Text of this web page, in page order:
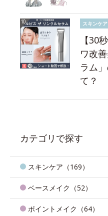
スキンケア
【30
ワ改
ラム
て？
カテゴリで探す
スキンケア（169）
ベースメイク（52）
ポイントメイク（64）